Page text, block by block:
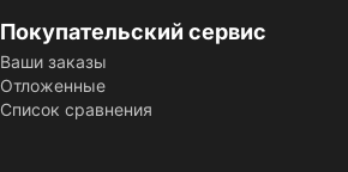
Покупательский сервис
Ваши заказы
Отложенные
Список сравнения